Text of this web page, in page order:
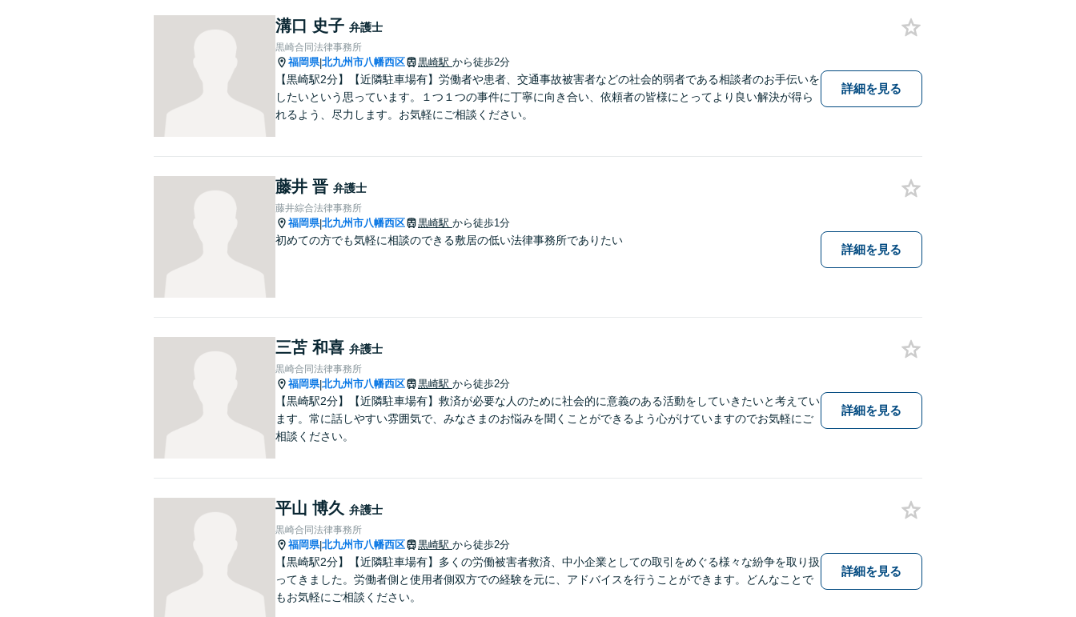
溝口 史子 弁護士
黒崎合同法律事務所
福岡県|北九州市八幡西区 黒崎駅 から徒歩2分
【黒崎駅2分】【近隣駐車場有】労働者や患者、交通事故被害者などの社会的弱者である相談者のお手伝いを
したいという思っています。１つ１つの事件に丁寧に向き合い、依頼者の皆様にとってより良い解決が得ら
れるよう、尽力します。お気軽にご相談ください。
詳細を見る
藤井 晋 弁護士
藤井綜合法律事務所
福岡県|北九州市八幡西区 黒崎駅 から徒歩1分
初めての方でも気軽に相談のできる敷居の低い法律事務所でありたい
詳細を見る
三苫 和喜 弁護士
黒崎合同法律事務所
福岡県|北九州市八幡西区 黒崎駅 から徒歩2分
【黒崎駅2分】【近隣駐車場有】救済が必要な人のために社会的に意義のある活動をしていきたいと考えてい
ます。常に話しやすい雰囲気で、みなさまのお悩みを聞くことができるよう心がけていますのでお気軽にご
相談ください。
詳細を見る
平山 博久 弁護士
黒崎合同法律事務所
福岡県|北九州市八幡西区 黒崎駅 から徒歩2分
【黒崎駅2分】【近隣駐車場有】多くの労働被害者救済、中小企業としての取引をめぐる様々な紛争を取り扱
ってきました。労働者側と使用者側双方での経験を元に、アドバイスを行うことができます。どんなことで
もお気軽にご相談ください。
詳細を見る